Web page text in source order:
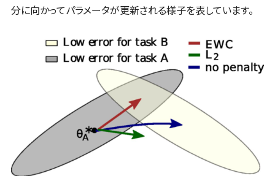
分に向かってパラメータが更新される様子を表しています。